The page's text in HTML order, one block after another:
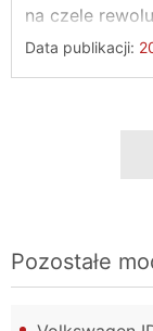
na czele
Data publikacji:
Pozostałe